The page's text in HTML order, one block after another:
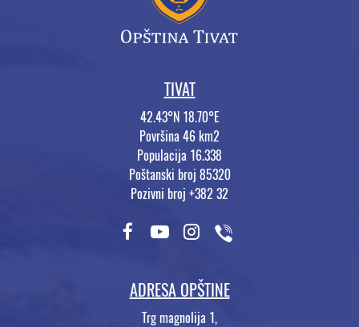
TIVAT
42.43°N 18.70°E
Površina 46 km2
Populacija 16.338
Poštanski broj 85320
Pozivni broj +382 32
ADRESA OPŠTINE
Trg magnolija 1,